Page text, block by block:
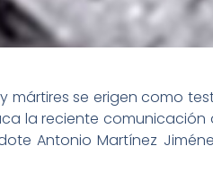
mártires se erigen como
la reciente comunicación
Antonio Martínez